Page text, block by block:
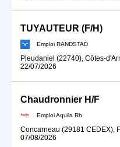
TUYAUTEUR (F/H)
Emploi RANDSTAD
Pleudaniel (22740), Côtes-
22/07/2026
Chaudronnier H/F
Emploi Aquila Rh
Concarneau (29181 CEDEX),
07/08/2026